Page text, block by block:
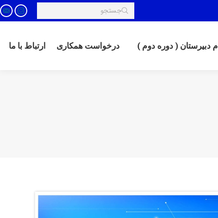
Search:
دبیرستان ( دوره دوم ) درخواست همکاری ارتباط با ما
ارتباط با ما